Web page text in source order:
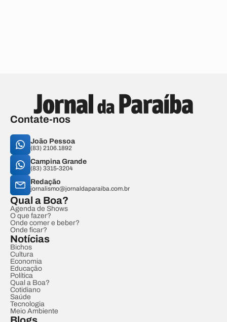
Contate-nos
João Pessoa
(83) 2106.1892
Campina Grande
(83) 3315-3204
Redação
jornalismo@jornaldaparaiba.com.br
Qual a Boa?
Agenda de Shows
O que fazer?
Onde comer e beber?
Onde ficar?
Notícias
Bichos
Cultura
Economia
Educação
Política
Qual a Boa?
Cotidiano
Saúde
Tecnologia
Meio Ambiente